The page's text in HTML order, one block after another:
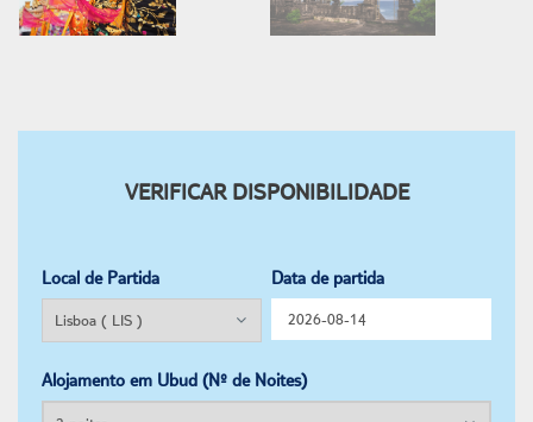
VERIFICAR DISPONIBILIDADE
Local de Partida Data de partida
Alojamento em Ubud (Nº de Noites)